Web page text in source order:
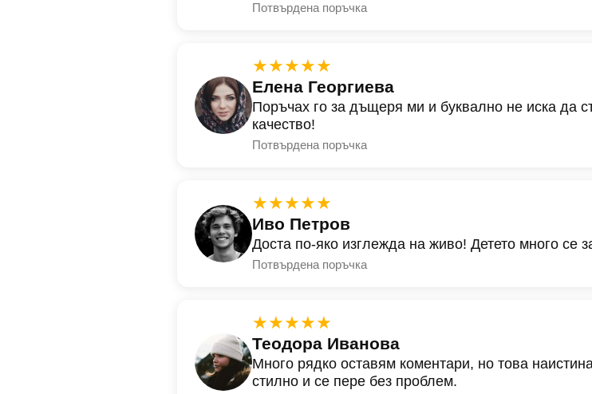
Потвърдена поръчка
★★★★★
Елена Георгиева
Поръчах го за дъщеря ми и буквално не иска да
качество!
Потвърдена поръчка
★★★★★
Иво Петров
Доста по-яко изглежда на живо! Детето много се
Потвърдена поръчка
★★★★★
Теодора Иванова
Много рядко оставям коментари, но това
стилно и се пере без проблем.